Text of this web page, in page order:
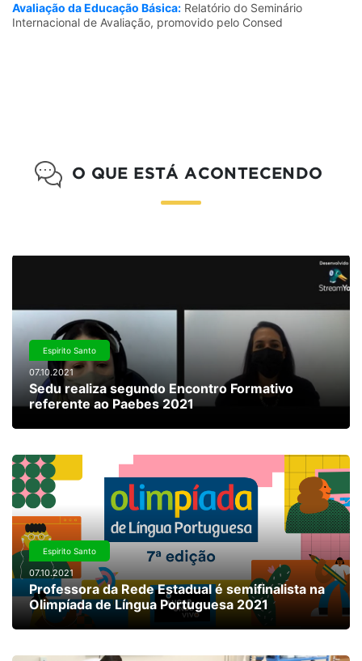
Avaliação da Educação Básica: Relatório do Seminário
Internacional de Avaliação, promovido pelo Consed
O QUE ESTÁ ACONTECENDO
Espirito Santo
07.10.2021
Sedu realiza segundo Encontro Formativo
referente ao Paebes 2021
Espirito Santo
07.10.2021
Professora da Rede Estadual é semifinalista na
Olimpíada de Língua Portuguesa 2021